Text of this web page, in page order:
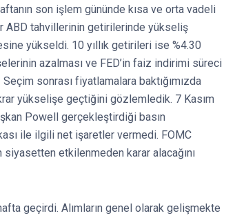
son işlem gününde kısa ve orta vadeli
ABD tahvillerinin getirilerinde yükseliş
yükseldi. 10 yıllık getirileri ise %4.30
azalması ve FED’in faiz indirimi süreci
sonrası fiyatlamalara baktığımızda
yükselişe geçtiğini gözlemledik. 7 Kasım
Powell gerçekleştirdiği basın
ile ilgili net işaretler vermedi. FOMC
etkilenmeden karar alacağını
geçirdi. Alımların genel olarak gelişmekte